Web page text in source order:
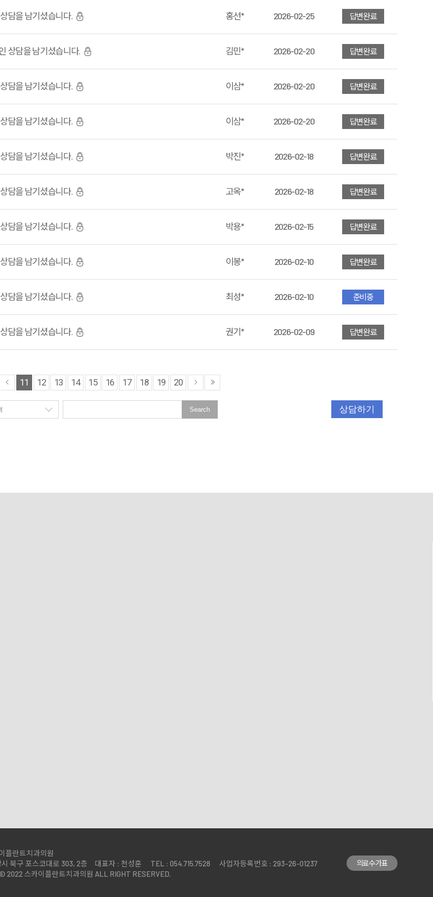
담을 남기셨습니다. 홍선* 2026-02-25 답변완료
상담을 남기셨습니다. 김민* 2026-02-20 답변완료
담을 남기셨습니다. 이삼* 2026-02-20 답변완료
담을 남기셨습니다. 이삼* 2026-02-20 답변완료
담을 남기셨습니다. 박진* 2026-02-18 답변완료
담을 남기셨습니다. 고옥* 2026-02-18 답변완료
담을 남기셨습니다. 박용* 2026-02-15 답변완료
담을 남기셨습니다. 이봉* 2026-02-10 답변완료
담을 남기셨습니다. 최성* 2026-02-10 준비중
담을 남기셨습니다. 권기* 2026-02-09 답변완료
11 12 13 14 15 16 17 18 19 20
상담하기
플란트치과의원
북구 포스코대로 303, 2층
대표자 : 천성훈 TEL : 054.715.7528
사업자등록번호 : 293-26-01237
2022 스카이플란트치과의원 ALL RIGHT RESERVED.
의료수가표